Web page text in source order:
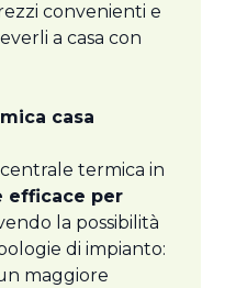
convenienti e
a casa con
casa
termica in
efficace per
la possibilità
di impianto:
maggiore